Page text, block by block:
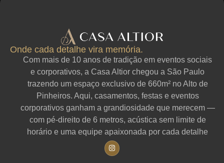
Onde cada detalhe vira memória.
Com mais de 10 anos de tradição em eventos sociais
e corporativos, a Casa Altior chegou a São Paulo
trazendo um espaço exclusivo de 660m² no Alto de
Pinheiros. Aqui, casamentos, festas e eventos
corporativos ganham a grandiosidade que merecem —
com pé-direito de 6 metros, acústica sem limite de
horário e uma equipe apaixonada por cada detalhe